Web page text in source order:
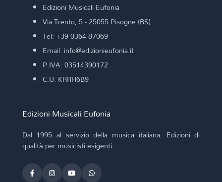
Edizioni Musicali Eufonia
Via Trento, 5 - 25055 Pisogne (BS)
Tel: +39 0364 87069
Email: info@edizionieufonia.it
P.IVA: 03514390172
C.U. KRRH6B9
Edizioni Musicali Eufonia
Dal 1995 al servizio della musica italiana. Edizioni di
qualità per musicisti esigenti.